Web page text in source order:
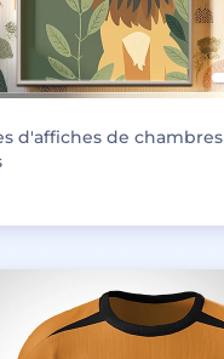
d'affiches de chambres